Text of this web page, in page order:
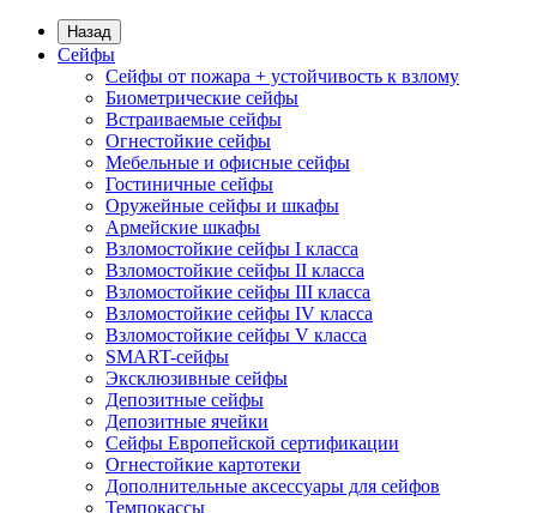
Назад
Сейфы
Сейфы от пожара + устойчивость к взлому
Биометрические сейфы
Встраиваемые сейфы
Огнестойкие сейфы
Мебельные и офисные сейфы
Гостиничные сейфы
Оружейные сейфы и шкафы
Армейские шкафы
Взломостойкие сейфы I класса
Взломостойкие сейфы II класса
Взломостойкие сейфы III класса
Взломостойкие сейфы IV класса
Взломостойкие сейфы V класса
SMART-сейфы
Эксклюзивные сейфы
Депозитные сейфы
Депозитные ячейки
Сейфы Европейской сертификации
Огнестойкие картотеки
Дополнительные аксессуары для сейфов
Темпокассы